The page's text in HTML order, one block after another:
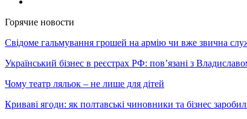
Горячие новости
Свідоме гальмування грошей на армію чи вже звична
Український бізнес в реєстрах РФ: пов’язані з
Чому театр ляльок – не лише для дітей
Криваві ягоди: як полтавські чиновники та бізнес